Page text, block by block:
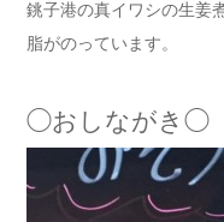
銚子港の真イワシの生姜
脂がのっています。
◯おしながき◯